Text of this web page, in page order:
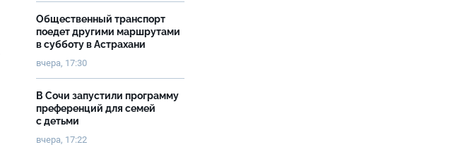
Общественный транспорт
поедет другими маршрутами
в субботу в Астрахани
вчера, 17:30
В Сочи запустили программу
преференций для семей
с детьми
вчера, 17:22